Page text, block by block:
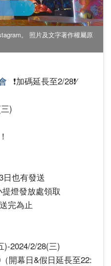
。 照片及文字著作權屬原
❗️加碼延長至2/28❗️∕
)
日也有發送
燈發放處領取
完為止
)-2024/2/28(三)
開幕日&假日延長至22: